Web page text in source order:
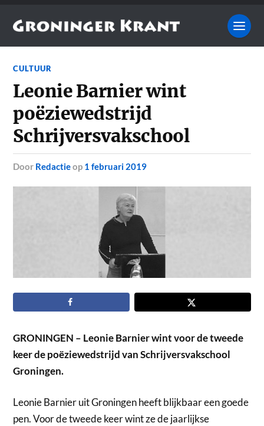
CULTUUR
Leonie Barnier wint
poëziewedstrijd
Schrijversvakschool
door Redactieop 1 februari 2019
GRONINGEN – Leonie Barnier wint voor de tweede
keer de poëziewedstrijd van Schrijversvakschool
Groningen.
Leonie Barnier uit Groningen heeft blijkbaar een goede
pen. Voor de tweede keer wint ze de jaarlijkse